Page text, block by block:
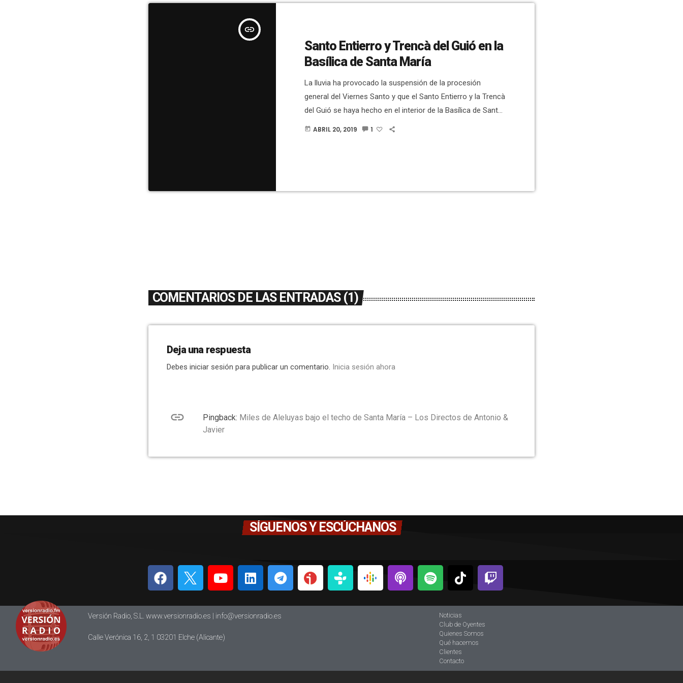
insert_link
Santo Entierro y Trencà del Guió en la
Basílica de Santa María
La lluvia ha provocado la suspensión de la procesión
general del Viernes Santo y que el Santo Entierro y la Trencà
del Guió se haya hecho en el interior de la Basílica de Santa
María. Lo hemos contado ? EN DIRECTO en la página de
today ABRIL 20, 2019 1
COMENTARIOS DE LAS ENTRADAS (1)
Deja una respuesta
Debes iniciar sesión para publicar un comentario. Inicia sesión ahora
link Pingback: Miles de Aleluyas bajo el techo de Santa María – Los Directos de Antonio &
Javier
SÍGUENOS Y ESCÚCHANOS
Versión Radio, S.L. www.versionradio.es | info@versionradio.es
Calle Verónica 16, 2, 1 03201 Elche (Alicante)
Noticias
Club de Oyentes
Quienes Somos
Qué hacemos
Clientes
Contacto